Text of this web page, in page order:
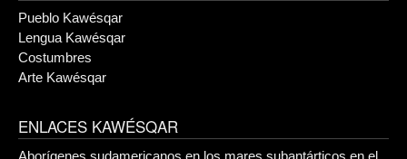
Pueblo Kawésqar
Lengua Kawésqar
Costumbres
Arte Kawésqar
ENLACES KAWÉSQAR
Aborígenes sudamericanos en los mares subantárticos en el